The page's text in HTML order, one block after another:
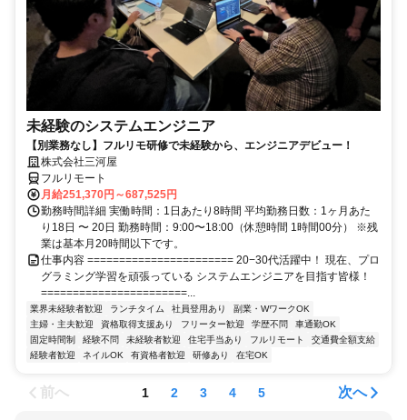
未経験のシステムエンジニア
【別業務なし】フルリモ研修で未経験から、エンジニアデビュー！
株式会社三河屋
フルリモート
月給251,370円～687,525円
勤務時間詳細 実働時間：1日あたり8時間 平均勤務日数：1ヶ月あた
り18日 〜 20日 勤務時間：9:00〜18:00（休憩時間 1時間00分） ※残
業は基本月20時間以下です。
仕事内容 ======================= 20−30代活躍中！ 現在、プロ
グラミング学習を頑張っている システムエンジニアを目指す皆様！
=======================...
業界未経験者歓迎 ランチタイム 社員登用あり
副業・WワークOK
主婦・主夫歓迎
資格取得支援あり フリーター歓迎 学歴不問
車通勤OK
固定時間制
経験不問 未経験者歓迎 住宅手当あり フルリモート
交通費全額支給
経験者歓迎
ネイルOK 有資格者歓迎 研修あり 在宅OK
前へ 1 2 3 4 5 次へ